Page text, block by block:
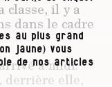
classe, il y a
dans le cadre
à midi.
derrière elle,
au plus grand
jaune) vous
de nos articles